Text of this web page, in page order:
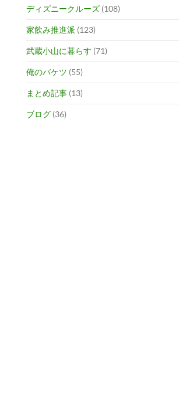
ディズニークルーズ (108)
家飲み推進派 (123)
武蔵小山に暮らす (71)
俺のバケツ (55)
まとめ記事 (13)
ブログ (36)